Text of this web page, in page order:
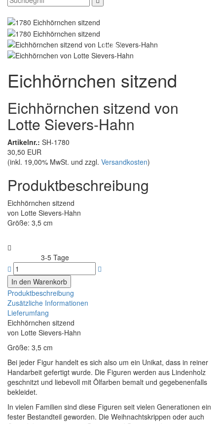
Eichhörnchen sitzend
Eichhörnchen sitzend von
Lotte Sievers-Hahn
Artikelnr.: SH-1780
30,50 EUR
(inkl. 19,00% MwSt. und zzgl. Versandkosten)
Produktbeschreibung
Eichhörnchen sitzend
von Lotte Sievers-Hahn
Größe: 3,5 cm
3-5 Tage
Produktbeschreibung
Zusätzliche Informationen
Lieferumfang
Eichhörnchen sitzend
von Lotte Sievers-Hahn
Größe: 3,5 cm
Bei jeder Figur handelt es sich also um ein Unikat, dass in reiner
Handarbeit gefertigt wurde. Die Figuren werden aus Lindenholz
geschnitzt und liebevoll mit Ölfarben bemalt und gegebenenfalls
bekleidet.
In vielen Familien sind diese Figuren seit vielen Generationen ein
fester Bestandteil geworden. Die Weihnachtskrippen oder auch